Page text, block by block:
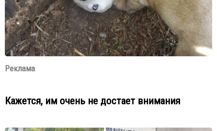
Реклама
Кажется, им очень не достает внимания